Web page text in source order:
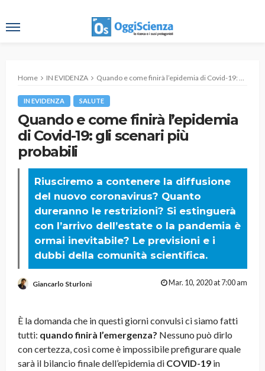
Home IN EVIDENZA Quando e come finirà l’epidemia di Covid-19: gli scenari più probabili
IN EVIDENZA SALUTE
Quando e come finirà l’epidemia
di Covid-19: gli scenari più
probabili
Riusciremo a contenere la diffusione
del nuovo coronavirus? Quanto
dureranno le restrizioni? Si estinguerà
con l’arrivo dell’estate o la pandemia è
ormai inevitabile? Le previsioni e i
dubbi della comunità scientifica.
Giancarlo Sturloni Mar. 10, 2020 at 7:00 am
È la domanda che in questi giorni convulsi ci siamo fatti
tutti: quando finirà l’emergenza? Nessuno può dirlo
con certezza, così come è impossibile prefigurare quale
sarà il bilancio finale dell’epidemia di COVID-19 in